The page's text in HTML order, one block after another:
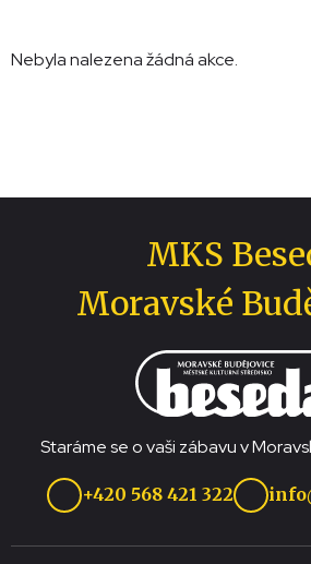
Nebyla nalezena žádná akce.
MKS
Moravské
Staráme se o vaši zábavu v
+420 568 421 322